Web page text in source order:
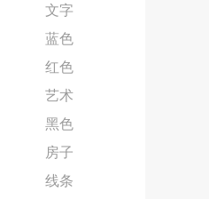
文字
蓝色
红色
艺术
黑色
房子
线条